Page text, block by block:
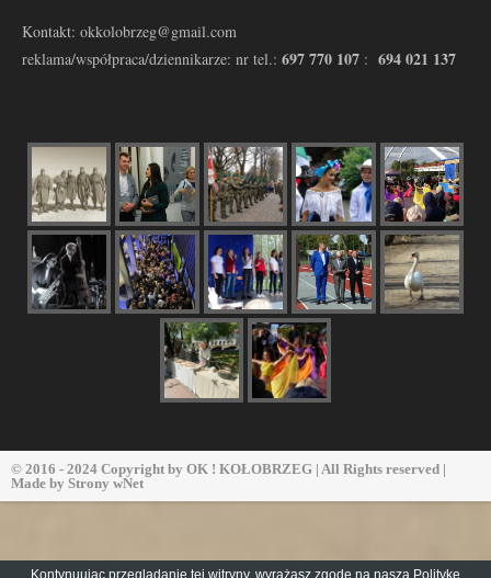
Kontakt: okkolobrzeg@gmail.com
reklama/współpraca/dziennikarze: nr tel.: 697 770 107 : 694 021 137
© 2016 - 2024 Copyright by OK ! KOŁOBRZEG | All Rights reserved |
Made by Strony wNet
Kontynuując przeglądanie tej witryny, wyrażasz zgodę na naszą Politykę